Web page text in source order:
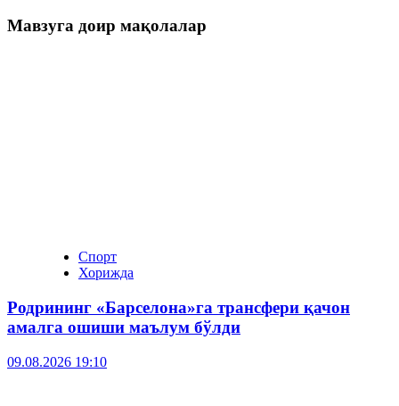
Мавзуга доир мақолалар
Спорт
Хорижда
Родрининг «Барселона»га трансфери қачон
амалга ошиши маълум бўлди
09.08.2026 19:10